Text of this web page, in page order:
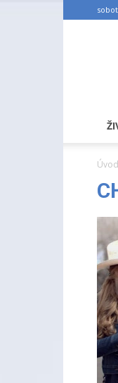
Úvod